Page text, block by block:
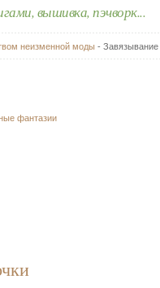
вышивка, пэчворк...
неизменной моды - Завязывание
фантазии